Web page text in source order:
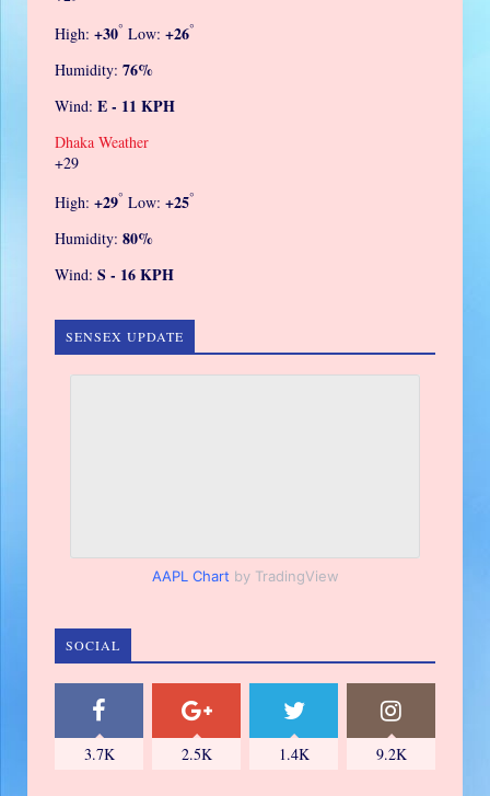
High: +30° Low: +26°
Humidity: 76%
Wind: E - 11 KPH
Dhaka Weather
+29
High: +29° Low: +25°
Humidity: 80%
Wind: S - 16 KPH
SENSEX UPDATE
AAPL Chart by TradingView
SOCIAL
3.7K 2.5K 1.4K 9.2K